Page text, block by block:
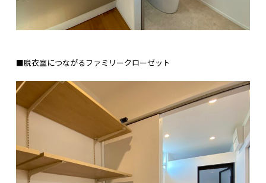
■脱衣室につながるファミリークローゼット